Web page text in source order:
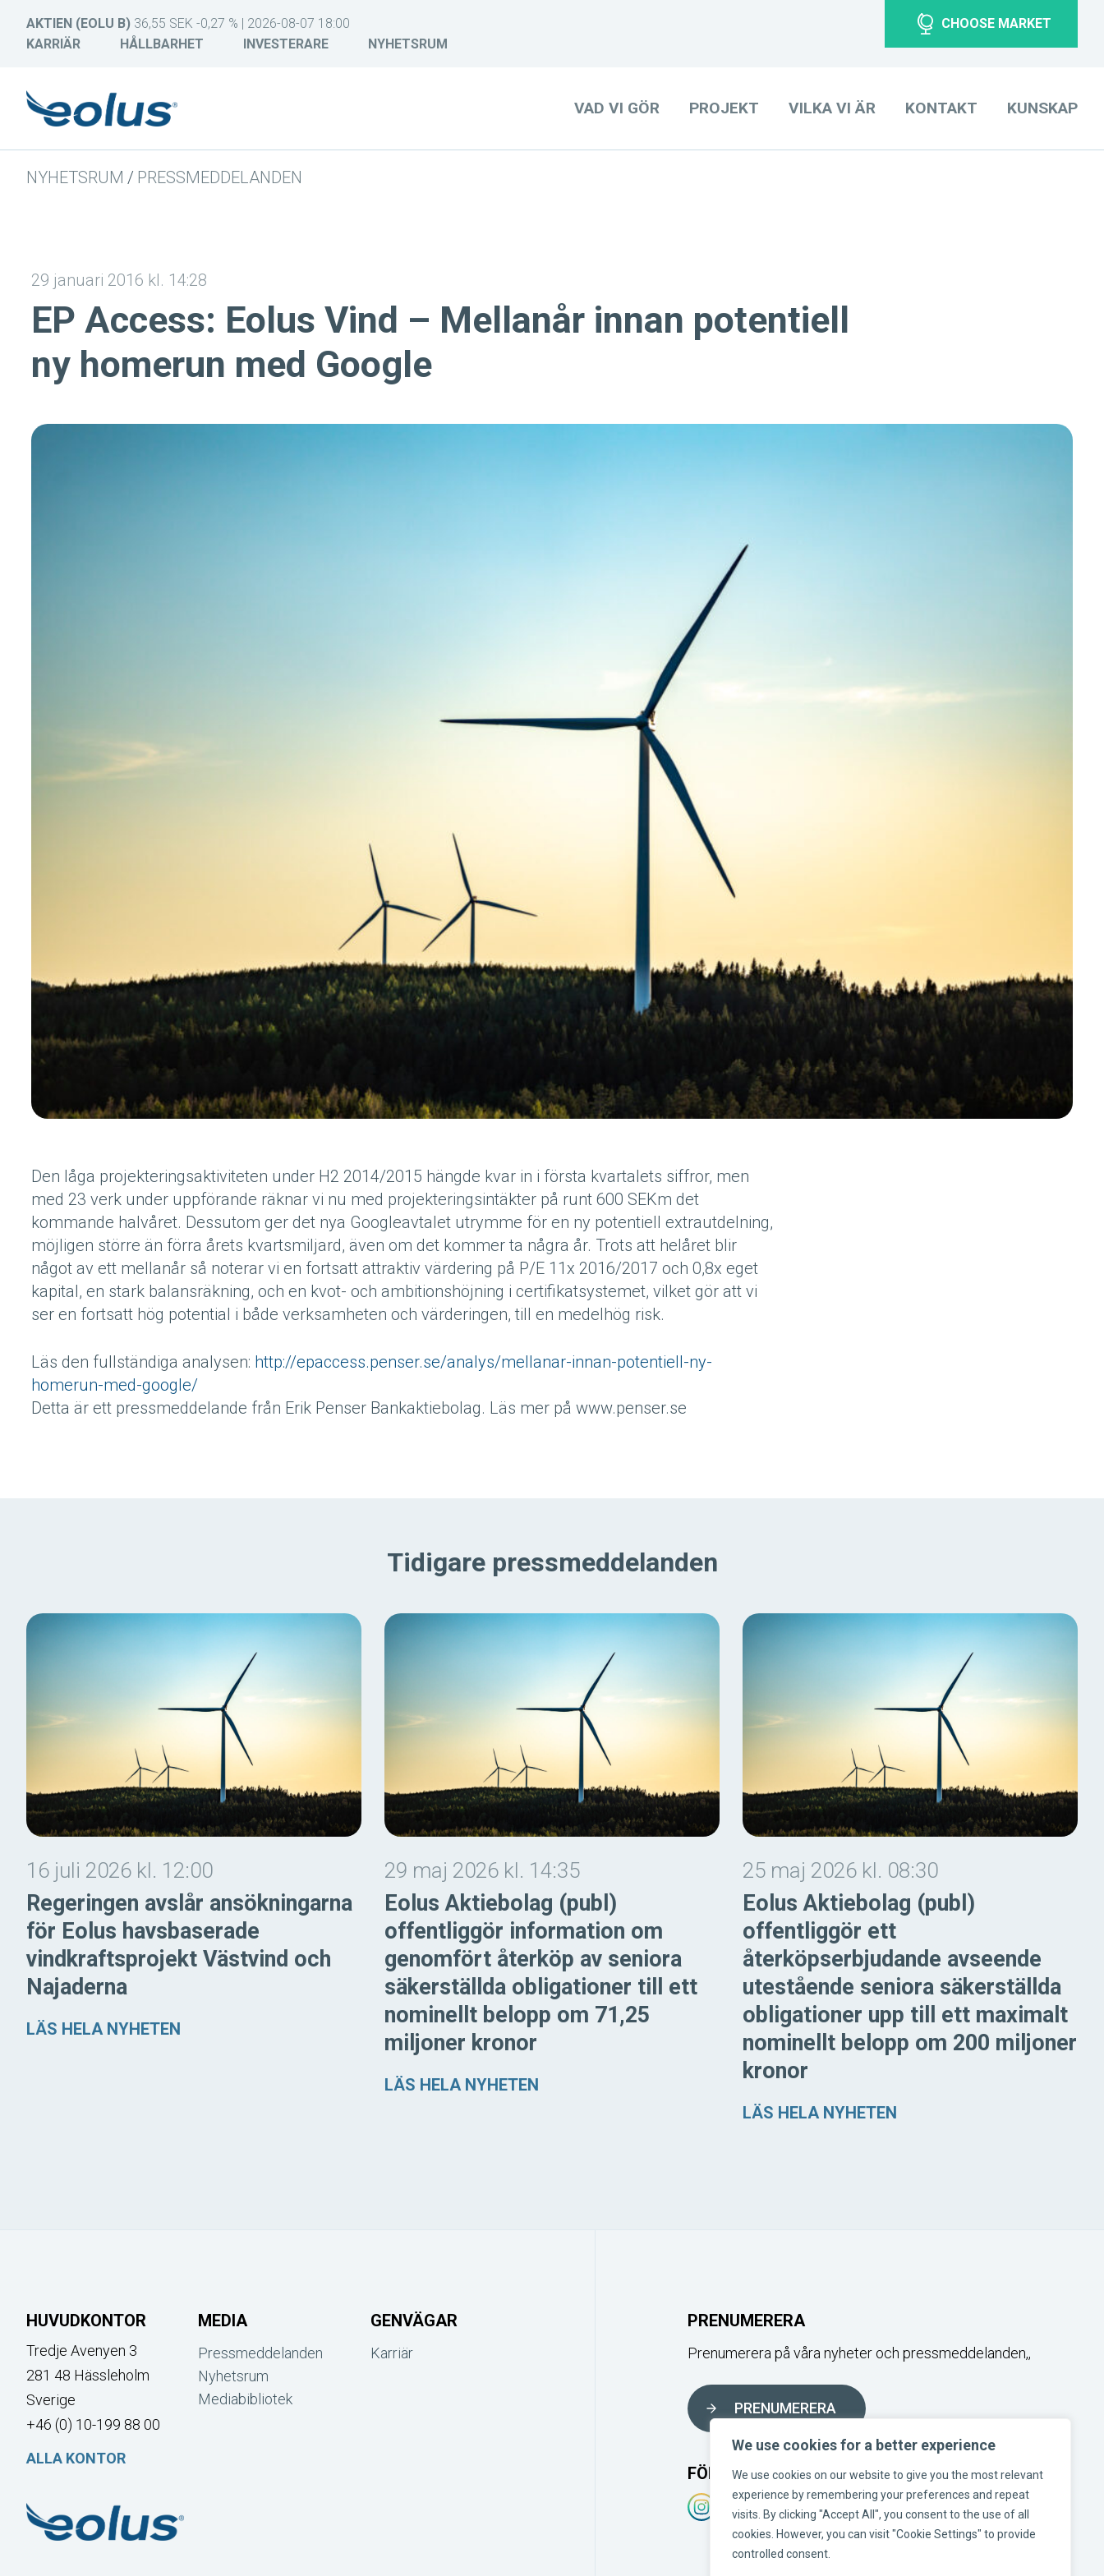
We use cookies for a better experience
We use cookies on our website to give you the most relevant
experience by remembering your preferences and repeat
visits. By clicking "Accept All", you consent to the use of all
cookies. However, you can visit "Cookie Settings" to provide
controlled consent.
AKTIEN (EOLU B) 36,55 SEK -0,27 % | 2026-08-07 18:00
KARRIÄR
HÅLLBARHET INVESTERARE NYHETSRUM
CHOOSE MARKET
NYHETSRUM / PRESSMEDDELANDEN
VAD VI GÖR PROJEKT VILKA VI ÄR KONTAKT KUNSKAP
29 januari 2016 kl. 14:28
EP Access: Eolus Vind – Mellanår innan potentiell
ny homerun med Google
Den låga projekteringsaktiviteten under H2 2014/2015 hängde kvar in i första kvartalets siffror, men
med 23 verk under uppförande räknar vi nu med projekteringsintäkter på runt 600 SEKm det
kommande halvåret. Dessutom ger det nya Googleavtalet utrymme för en ny potentiell extrautdelning,
möjligen större än förra årets kvartsmiljard, även om det kommer ta några år. Trots att helåret blir
något av ett mellanår så noterar vi en fortsatt attraktiv värdering på P/E 11x 2016/2017 och 0,8x eget
kapital, en stark balansräkning, och en kvot- och ambitionshöjning i certifikatsystemet, vilket gör att vi
ser en fortsatt hög potential i både verksamheten och värderingen, till en medelhög risk.
Läs den fullständiga analysen: http://epaccess.penser.se/analys/mellanar-innan-potentiell-ny-
homerun-med-google/
Detta är ett pressmeddelande från Erik Penser Bankaktiebolag. Läs mer på www.penser.se
Tidigare pressmeddelanden
16 juli 2026 kl. 12:00
Regeringen avslår ansökningarna
för Eolus havsbaserade
vindkraftsprojekt Västvind och
Najaderna
LÄS HELA NYHETEN
29 maj 2026 kl. 14:35
Eolus Aktiebolag (publ)
offentliggör information om
genomfört återköp av seniora
säkerställda obligationer till ett
nominellt belopp om 71,25
miljoner kronor
LÄS HELA NYHETEN
25 maj 2026 kl. 08:30
Eolus Aktiebolag (publ)
offentliggör ett
återköpserbjudande avseende
utestående seniora säkerställda
obligationer upp till ett maximalt
nominellt belopp om 200 miljoner
kronor
LÄS HELA NYHETEN
HUVUDKONTOR
Tredje Avenyen 3
281 48 Hässleholm
Sverige
+46 (0) 10-199 88 00
ALLA KONTOR
MEDIA
Pressmeddelanden
Nyhetsrum
Mediabibliotek
GENVÄGAR
Karriär
PRENUMERERA
Prenumerera på våra nyheter och pressmeddelanden,,
PRENUMERERA
FÖLJ OSS I SOCIALA MEDIER
Instagram-länk
Linkedin-länk
Facebook-länk